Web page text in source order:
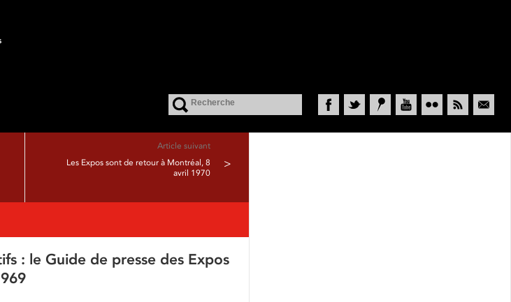
Article suivant
Les Expos sont de retour à Montréal, 8
avril 1970
>
: le Guide de presse des Expos